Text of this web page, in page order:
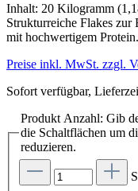
Inhalt: 20 Kilogramm
Strukturreiche Flakes zur
mit hochwertigem Protein.
Preise inkl. MwSt. zzgl.
Sofort verfügbar,
Produkt Anzahl: Gib
die Schaltflächen um
reduzieren.